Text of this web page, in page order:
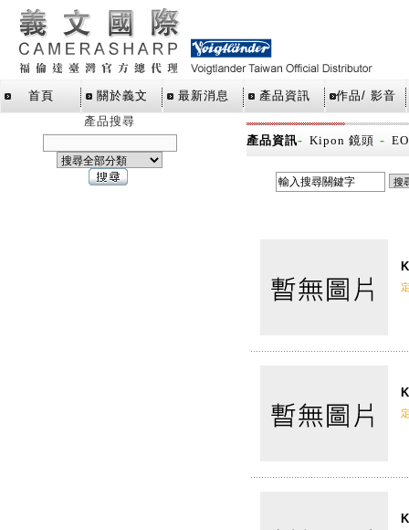
首頁 關於義文 最新消息 產品資訊
作品/ 影音
產品搜尋
產品資訊- Kipon 鏡頭 -